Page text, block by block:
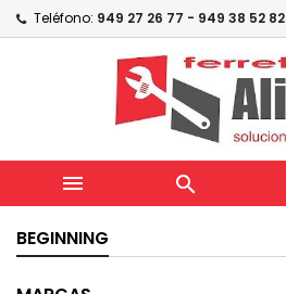
Teléfono: 949 27 26 77 - 949 38 52 82
 
BEGINNING